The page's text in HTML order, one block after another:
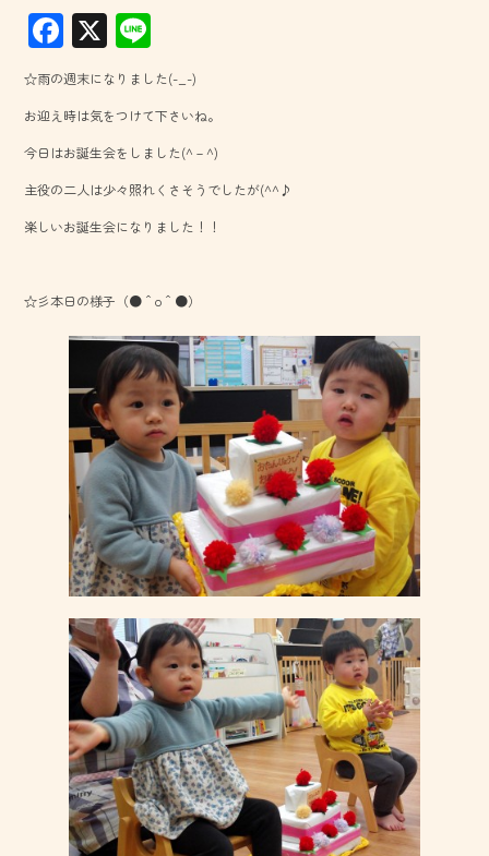
F
ac
e
b
o
ok
X
ne
☆雨の週末になりました(-_-)
お迎え時は気をつけて下さいね。
今日はお誕生会をしました(^－^)
主役の二人は少々照れくさそうでしたが(^^♪
楽しいお誕生会になりました！！
☆彡本日の様子（●＾o＾●）